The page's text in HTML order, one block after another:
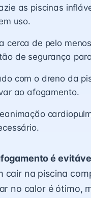
as piscinas
uso.
cerca de pelo
de segurança
com o dreno da
ao afogamento.
é
cair na piscina
no calor é ótimo,